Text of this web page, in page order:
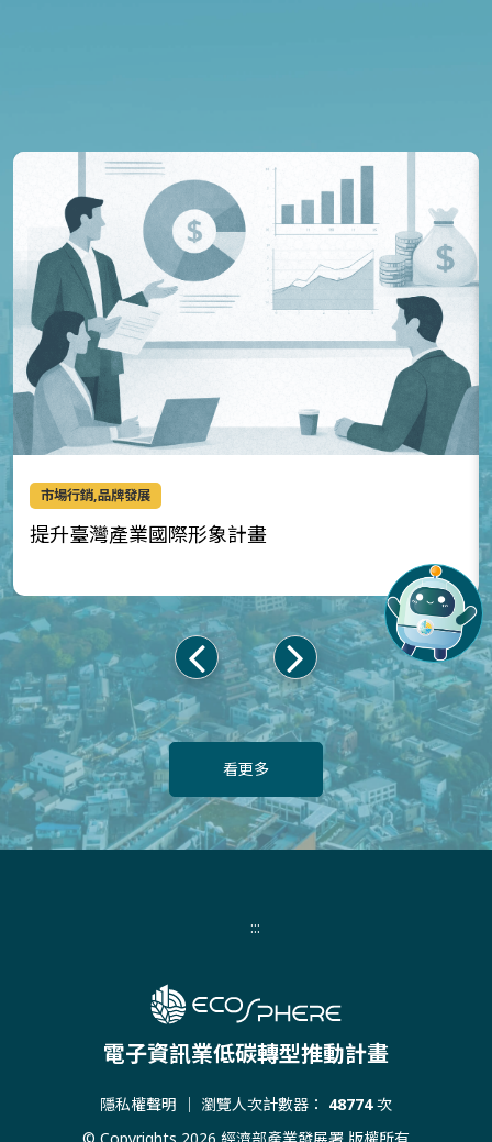
市場行銷,品牌發展
提升臺灣產業國際形象計畫
上
一
頁
下
一
頁
看更多
:::
電子資訊業低碳轉型推動計畫
隱私權聲明 ｜ 瀏覽人次計數器： 48774次